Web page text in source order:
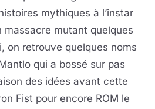
mythiques à l’instar
massacre mutant quelques
on retrouve quelques noms
qui a bossé sur pas
des idées avant cette
Fist pour encore ROM le